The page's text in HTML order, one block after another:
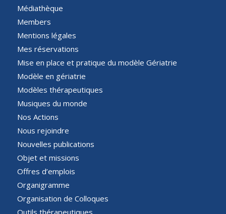
Médiathèque
Members
Mentions légales
Mes réservations
Mise en place et pratique du modèle Gériatrie
Modèle en gériatrie
Modèles thérapeutiques
Musiques du monde
Nos Actions
Nous rejoindre
Nouvelles publications
Objet et missions
Offres d’emplois
Organigramme
Organisation de Colloques
Outils thérapeutiques